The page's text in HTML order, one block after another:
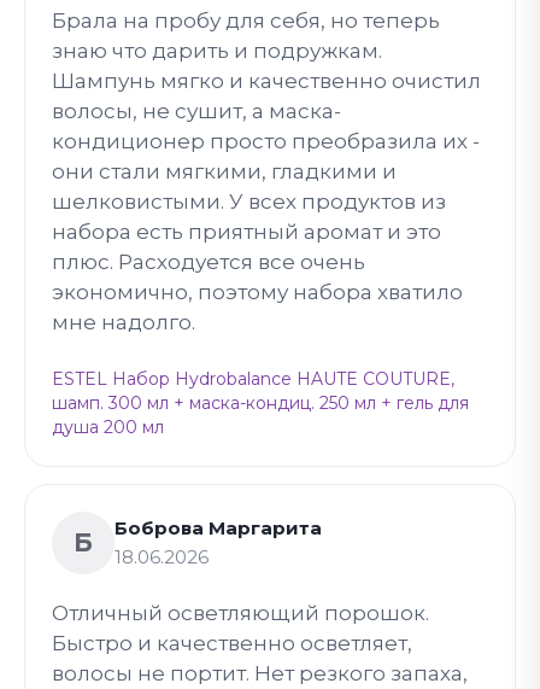
Брала на пробу для себя, но теперь
знаю что дарить и подружкам.
Шампунь мягко и качественно очистил
волосы, не сушит, а маска-
кондиционер просто преобразила их -
они стали мягкими, гладкими и
шелковистыми. У всех продуктов из
набора есть приятный аромат и это
плюс. Расходуется все очень
экономично, поэтому набора хватило
мне надолго.
ESTEL Набор Hydrobalance HAUTE COUTURE,
шамп. 300 мл + маска-кондиц. 250 мл + гель для
душа 200 мл
Б
Боброва Маргарита
18.06.2026
Отличный осветляющий порошок.
Быстро и качественно осветляет,
волосы не портит. Нет резкого запаха,